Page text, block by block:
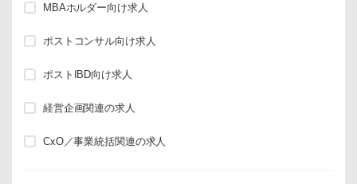
MBAホルダー向け求人
ポストコンサル向け求人
ポストIBD向け求人
経営企画関連の求人
CxO／事業統括関連の求人